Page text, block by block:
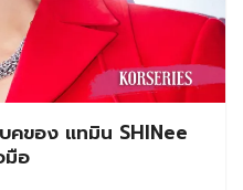
คของ แทมิน SHINee
มือ